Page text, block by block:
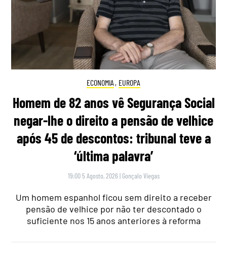
ECONOMIA , EUROPA
Homem de 82 anos vê Segurança Social
negar-lhe o direito a pensão de velhice
após 45 de descontos: tribunal teve a
‘última palavra’
19:00 5 Agosto, 2026 | Gonçalo Viegas
Um homem espanhol ficou sem direito a receber
pensão de velhice por não ter descontado o
suficiente nos 15 anos anteriores à reforma